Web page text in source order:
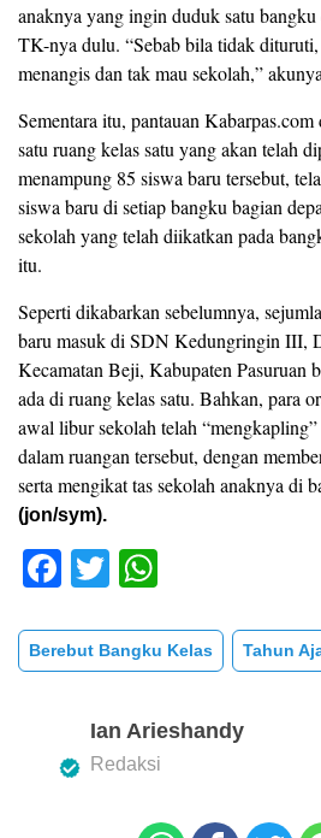
anaknya yang ingin duduk satu bangku
TK-nya dulu. “Sebab bila tidak
menangis dan tak mau sekolah,”
Sementara itu, pantauan
satu ruang kelas satu yang akan telah
menampung 85 siswa baru tersebut,
siswa baru di setiap bangku bagian
sekolah yang telah diikatkan pada
itu.
Seperti dikabarkan sebelumnya,
baru masuk di SDN Kedungringin III,
Kecamatan Beji, Kabupaten Pasuruan
ada di ruang kelas satu. Bahkan, para
awal libur sekolah telah
dalam ruangan tersebut, dengan
serta mengikat tas sekolah anaknya di
(jon/sym).
F
c
e
o
T
tt
er
at
s
A
p
Berebut Bangku Kelas Tahun
Ian Arieshandy
Redaksi